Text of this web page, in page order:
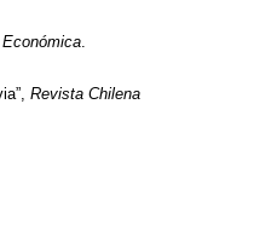
.
Revista Chilena